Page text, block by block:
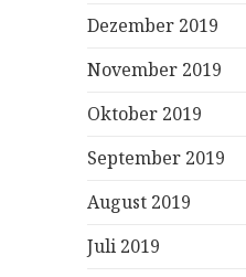
Dezember 2019
November 2019
Oktober 2019
September 2019
August 2019
Juli 2019